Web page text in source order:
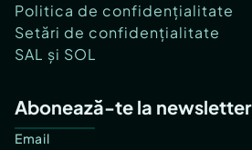
Politica de confidențialitate
Setări de confidențialitate
SAL și SOL
Abonează-te la newsletter
Email